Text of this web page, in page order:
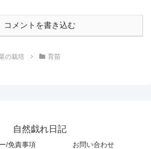
コメントを書き込む
の栽培 育苗
自然戯れ日記
/免責事項 お問い合わせ